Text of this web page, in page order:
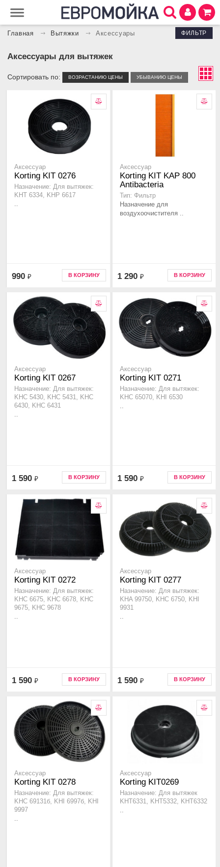
Главная Вытяжки Аксессуары ФИЛЬТР
Аксессуары для вытяжек
Сортировать по: ВОЗРАСТАНИЮ ЦЕНЫ УБЫВАНИЮ ЦЕНЫ
Аксессуар
Korting KIT 0276
Назначение: Для вытяжек:
KHT 6334, KHP 6617
990 ₽ В КОРЗИНУ
Аксессуар
Korting KIT KAP 800
Antibacteria
Тип: Фильтр
Назначение для
воздухоочистителя ..
1 290 ₽ В КОРЗИНУ
Аксессуар
Korting KIT 0267
Назначение: Для вытяжек:
KHC 5430, KHC 5431, KHC
6430, KHC 6431
1 590 ₽ В КОРЗИНУ
Аксессуар
Korting KIT 0271
Назначение: Для вытяжек:
KHC 65070, KHI 6530
1 590 ₽ В КОРЗИНУ
Аксессуар
Korting KIT 0272
Назначение: Для вытяжек:
KHC 6675, KHC 6678, KHC
9675, KHC 9678
1 590 ₽ В КОРЗИНУ
Аксессуар
Korting KIT 0277
Назначение: Для вытяжек:
KHA 99750, KHC 6750, KHI
9931
1 590 ₽ В КОРЗИНУ
Аксессуар
Korting KIT 0278
Назначение: Для вытяжек:
KHC 69131б, KHI 6997б, KHI
9997
Аксессуар
Korting KIT0269
Назначение: Для вытяжек
KHT6331, KHT5332, KHT6332